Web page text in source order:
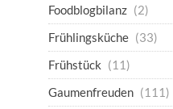
Foodblogbilanz (2)
Frühlingsküche (33)
Frühstück (11)
Gaumenfreuden (111)